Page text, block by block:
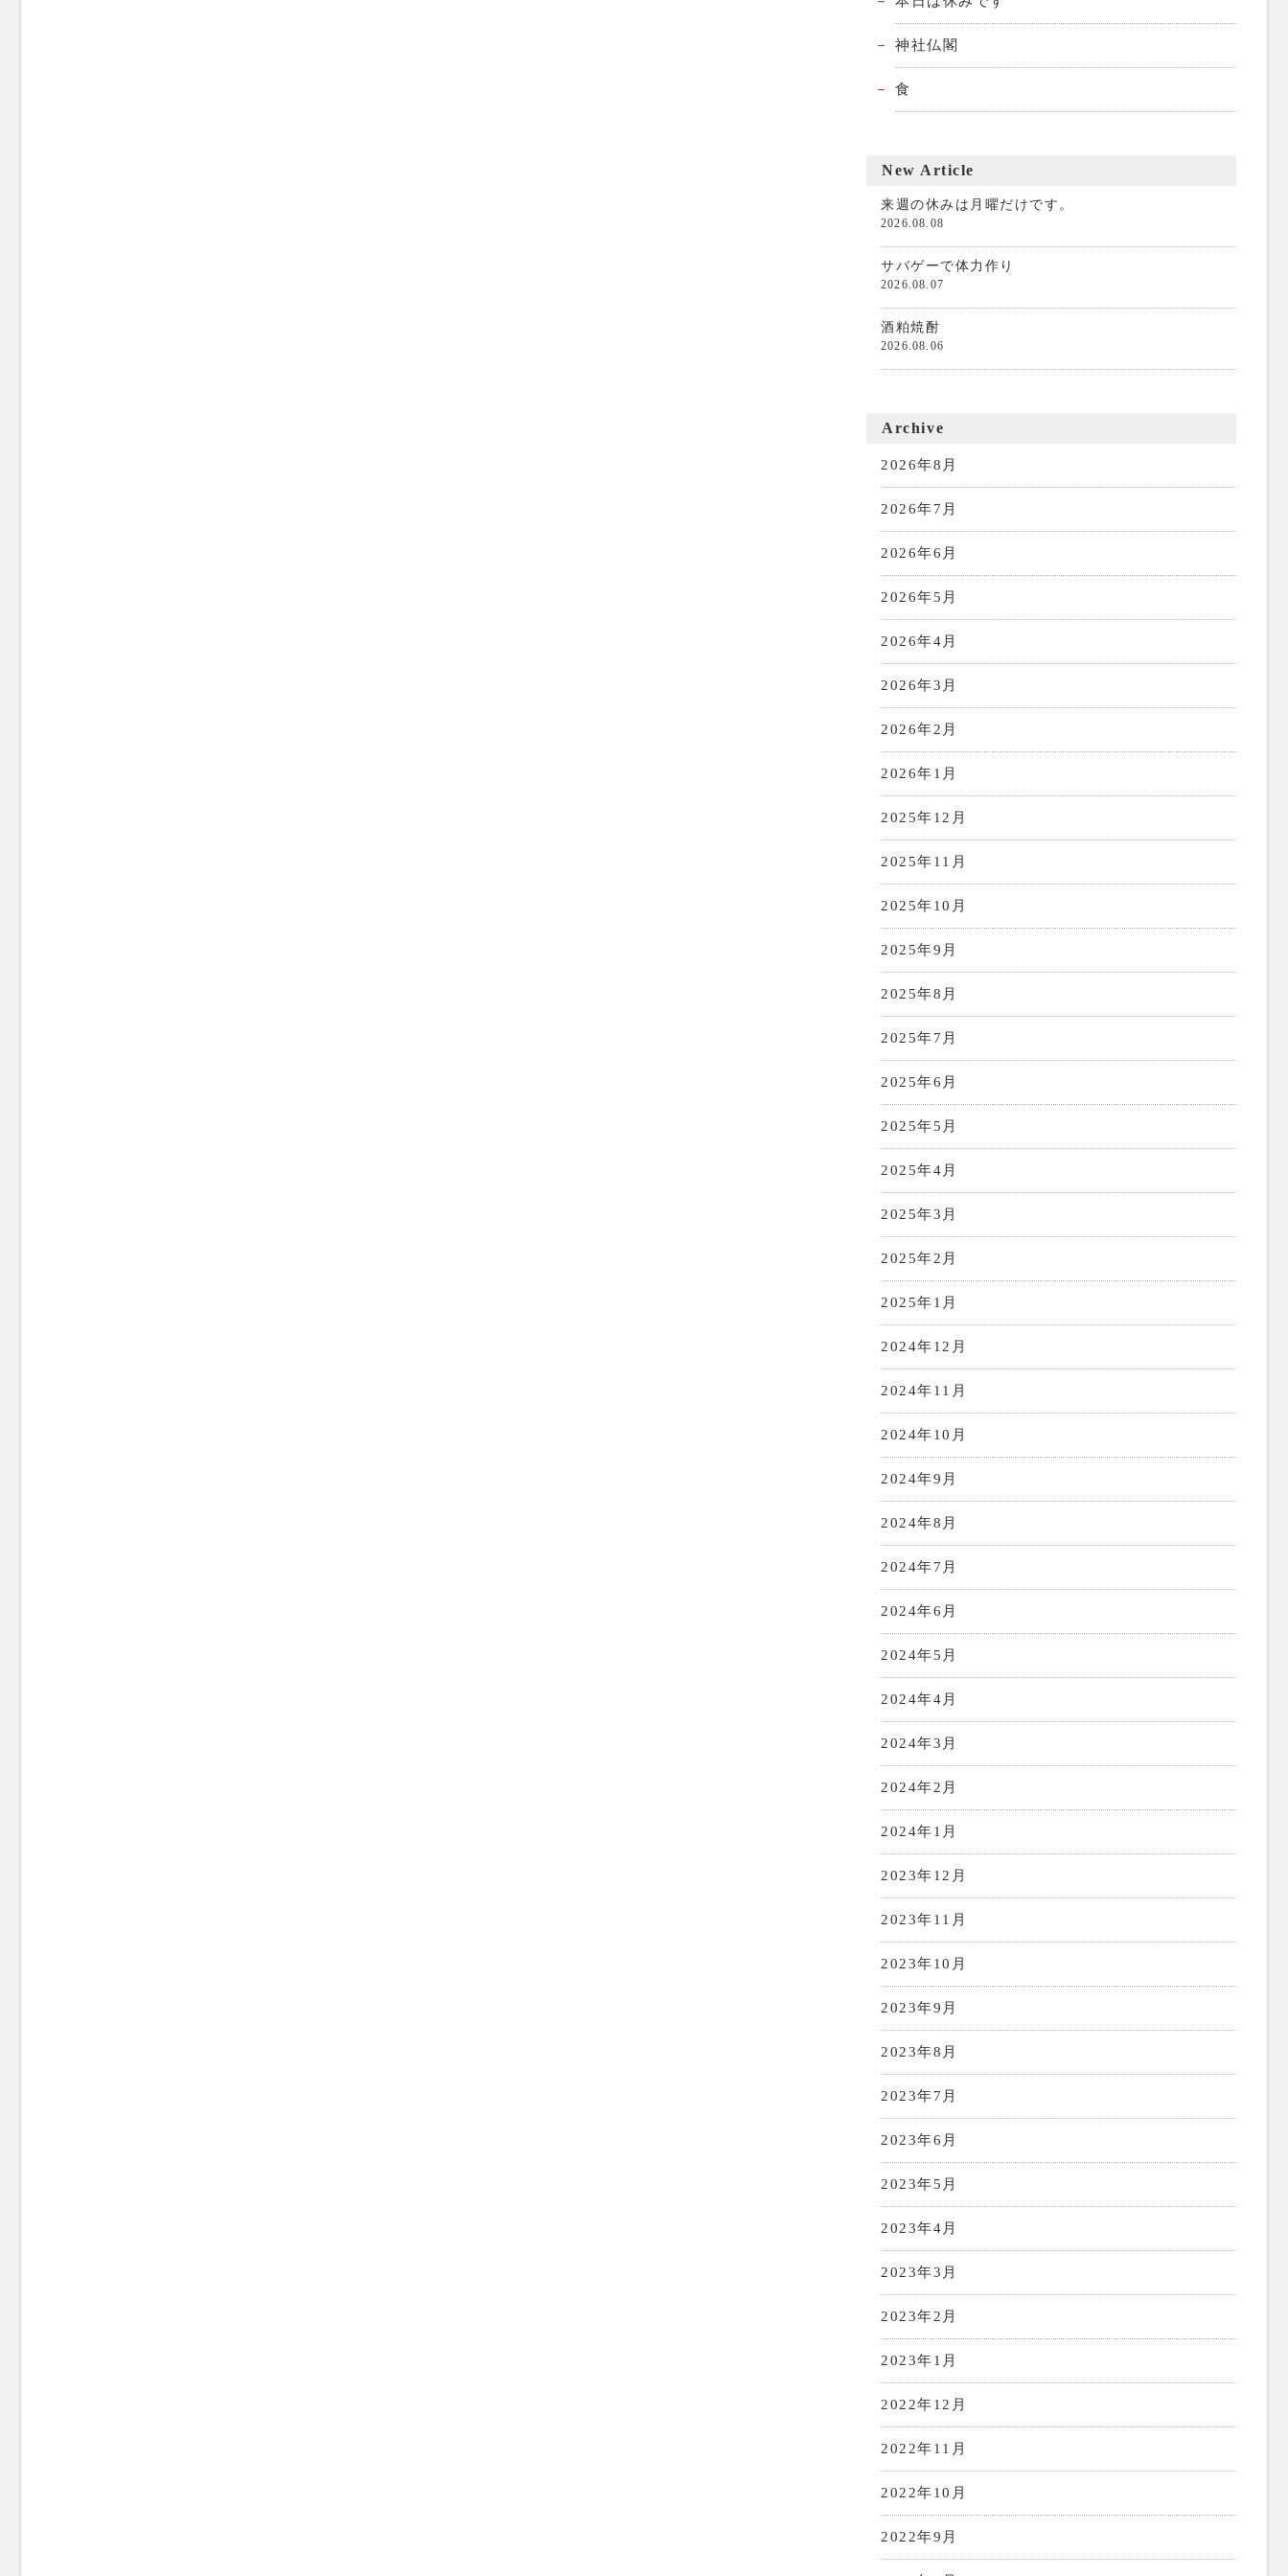
神社仏閣
食
New Article
来週の休みは月曜だけです。
2026.08.08
サバゲーで体力作り
2026.08.07
酒粕焼酎
2026.08.06
Archive
2026年8月
2026年7月
2026年6月
2026年5月
2026年4月
2026年3月
2026年2月
2026年1月
2025年12月
2025年11月
2025年10月
2025年9月
2025年8月
2025年7月
2025年6月
2025年5月
2025年4月
2025年3月
2025年2月
2025年1月
2024年12月
2024年11月
2024年10月
2024年9月
2024年8月
2024年7月
2024年6月
2024年5月
2024年4月
2024年3月
2024年2月
2024年1月
2023年12月
2023年11月
2023年10月
2023年9月
2023年8月
2023年7月
2023年6月
2023年5月
2023年4月
2023年3月
2023年2月
2023年1月
2022年12月
2022年11月
2022年10月
2022年9月